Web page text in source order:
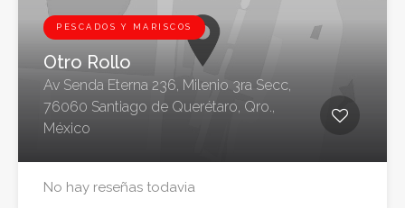
PESCADOS Y MARISCOS
Otro Rollo
Av Senda Eterna 236, Milenio 3ra Secc,
76060 Santiago de Querétaro, Qro.,
México
No hay reseñas todavia